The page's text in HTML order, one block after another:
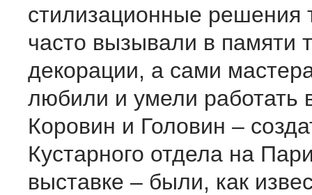
стилизационные решения
часто вызывали в памяти
декорации, а сами
любили и умели работать
Коровин и Головин –
Кустарного отдела на
выставке – были, как